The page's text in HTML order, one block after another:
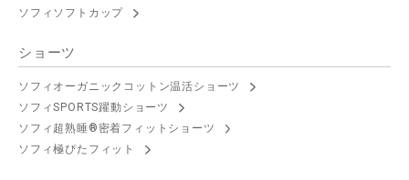
ソフィソフトカップ
ショーツ
ソフィオーガニックコットン温活ショーツ
ソフィSPORTS躍動ショーツ
ソフィ超熟睡®密着フィットショーツ
ソフィ極ぴたフィット